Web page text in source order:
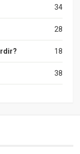
34
28
18
38